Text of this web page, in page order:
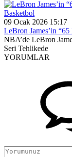
Basketbol
09 Ocak 2026 15:17
LeBron James’in “65
NBA’de LeBron
Seri Tehlikede
YORUMLAR